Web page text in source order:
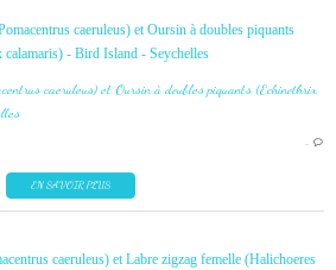
caeruleus) et Oursin à doubles piquants
- Bird Island - Seychelles
…
EN SAVOIR PLUS
caeruleus) et Labre zigzag femelle (Halichoeres